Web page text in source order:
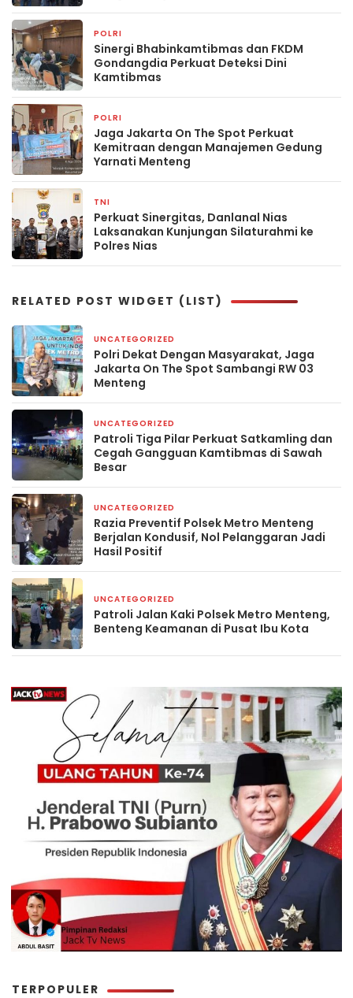
POLRI
Sinergi Bhabinkamtibmas dan FKDM
Gondangdia Perkuat Deteksi Dini
Kamtibmas
POLRI
Jaga Jakarta On The Spot Perkuat
Kemitraan dengan Manajemen Gedung
Yarnati Menteng
TNI
Perkuat Sinergitas, Danlanal Nias
Laksanakan Kunjungan Silaturahmi ke
Polres Nias
RELATED POST WIDGET (LIST)
UNCATEGORIZED
Polri Dekat Dengan Masyarakat, Jaga
Jakarta On The Spot Sambangi RW 03
Menteng
UNCATEGORIZED
Patroli Tiga Pilar Perkuat Satkamling dan
Cegah Gangguan Kamtibmas di Sawah
Besar
UNCATEGORIZED
Razia Preventif Polsek Metro Menteng
Berjalan Kondusif, Nol Pelanggaran Jadi
Hasil Positif
UNCATEGORIZED
Patroli Jalan Kaki Polsek Metro Menteng,
Benteng Keamanan di Pusat Ibu Kota
TERPOPULER